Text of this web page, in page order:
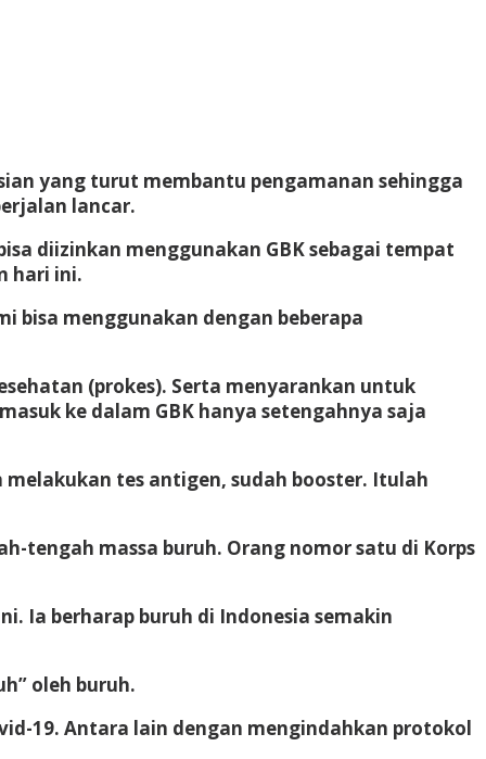
yang turut membantu pengamanan sehingga
lancar.
diizinkan menggunakan GBK sebagai tempat
hari ini.
bisa menggunakan dengan beberapa
(prokes). Serta menyarankan untuk
ke dalam GBK hanya setengahnya saja
tes antigen, sudah booster. Itulah
tengah massa buruh. Orang nomor satu di Korps
Ia berharap buruh di Indonesia semakin
oleh buruh.
19. Antara lain dengan mengindahkan protokol